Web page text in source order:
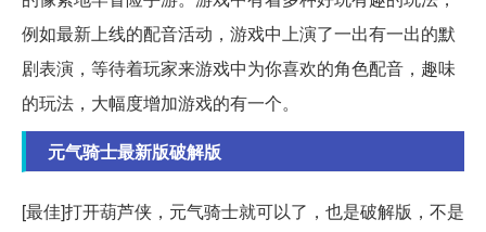
例如最新上线的配音活动，游戏中上演了一出有一出的默
剧表演，等待着玩家来游戏中为你喜欢的角色配音，趣味
的玩法，大幅度增加游戏的有一个。
元气骑士最新版破解版
[最佳]打开葫芦侠，元气骑士就可以了，也是破解版，不是